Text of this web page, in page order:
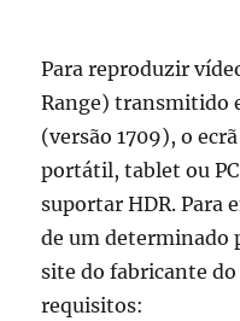
Para reproduzir
Range) transmitido
(versão 1709), o
portátil, tablet ou
suportar HDR. Para
de um determinado
site do fabricante
requisitos: